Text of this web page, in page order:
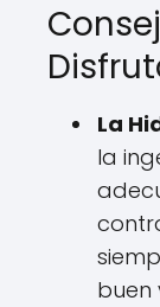
La
la
buen